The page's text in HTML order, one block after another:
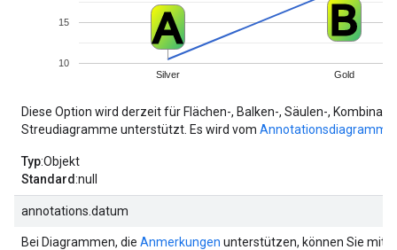
Diese Option wird derzeit für Flächen-, Balken-, Säulen-,
Streudiagramme unterstützt. Es wird vom Annotationsdiagramm
Typ:Objekt
Standard:null
annotations.datum
Bei Diagrammen, die Anmerkungen unterstützen, können Sie mit